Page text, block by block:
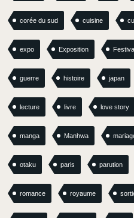
corée du sud cuisine
expo Exposition Festival
guerre histoire japan
lecture livre love story
manga Manhwa
otaku paris parution
romance royaume